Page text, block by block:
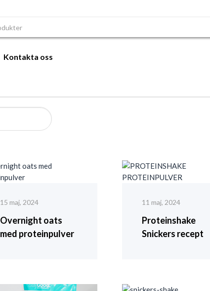
Kontakta oss
15 maj, 2024
Overnight oats
med proteinpulver
11 maj, 2024
Proteinshake
Snickers recept